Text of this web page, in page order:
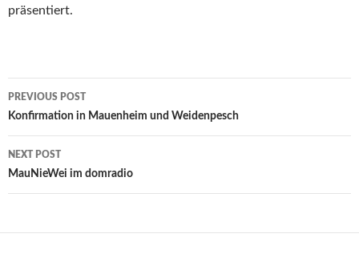
präsentiert.
Post
navigation
PREVIOUS POST
Konfirmation in Mauenheim und Weidenpesch
NEXT POST
MauNieWei im domradio